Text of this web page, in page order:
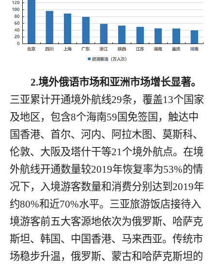
2.境外俄语市场和亚洲市场增长显著。
三亚累计开通境外航线29条，覆盖13个国家
及地区，包含8个海南59 国免签国，触达中
国香港、首尔、河内、阿拉木图、莫斯科、
伦敦、大阪及塔什干等21 个境外航点。 在境
外航线开通数量较2019年恢复率为53%的情
况下，入境游客数量和消费分别达到 2019年
约80%和近70%水平。 三亚旅游饭店接待入
境游客前五大客源地依次为俄罗斯、哈萨克
斯坦、韩国、中国香港、马来西亚。传统市
场稳步升温，俄罗斯、蒙古和哈萨克斯坦的